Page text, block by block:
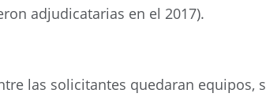
adjudicatarias en el 2017).
las solicitantes quedaran